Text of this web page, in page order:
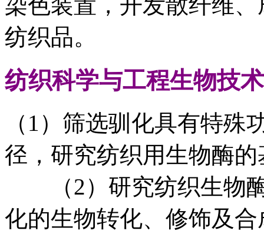
纺织品。
纺织科学与工程生物技术
（1）筛选驯化具有特
径，研究纺织用生物酶
（2）研究纺织生物酶
化的生物转化、修饰及